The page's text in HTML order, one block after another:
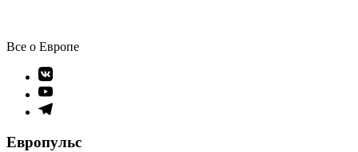
Все о Европе
Элемент
меню
Элемент
меню
Элемент
Европульс